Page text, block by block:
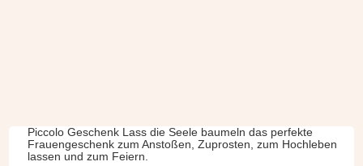
Piccolo Geschenk Lass die Seele baumeln das perfekte
Frauengeschenk zum Anstoßen, Zuprosten, zum Hochleben
lassen und zum Feiern.